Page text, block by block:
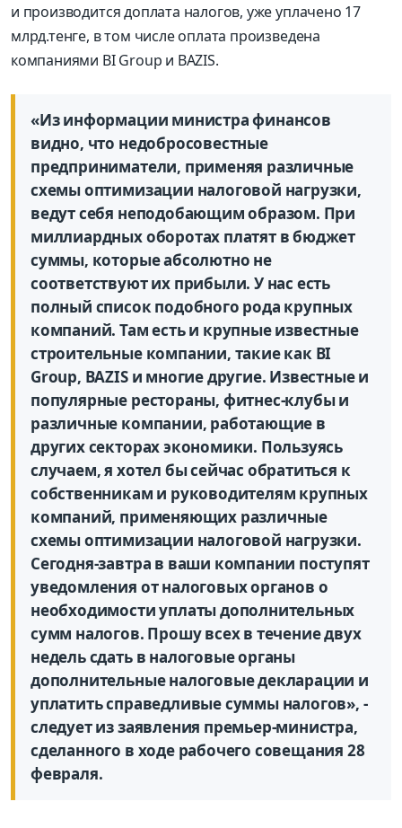
и производится доплата налогов, уже уплачено 17
млрд.тенге, в том числе оплата произведена
компаниями BI Group и BAZIS.
«Из информации министра финансов
видно, что недобросовестные
предприниматели, применяя различные
схемы оптимизации налоговой нагрузки,
ведут себя неподобающим образом. При
миллиардных оборотах платят в бюджет
суммы, которые абсолютно не
соответствуют их прибыли. У нас есть
полный список подобного рода крупных
компаний. Там есть и крупные известные
строительные компании, такие как BI
Group, BAZIS и многие другие. Известные и
популярные рестораны, фитнес-клубы и
различные компании, работающие в
других секторах экономики. Пользуясь
случаем, я хотел бы сейчас обратиться к
собственникам и руководителям крупных
компаний, применяющих различные
схемы оптимизации налоговой нагрузки.
Сегодня-завтра в ваши компании поступят
уведомления от налоговых органов о
необходимости уплаты дополнительных
сумм налогов. Прошу всех в течение двух
недель сдать в налоговые органы
дополнительные налоговые декларации и
уплатить справедливые суммы налогов», -
следует из заявления премьер-министра,
сделанного в ходе рабочего совещания 28
февраля.